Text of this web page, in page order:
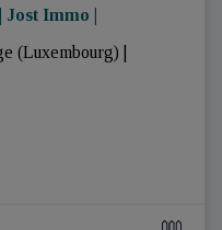
Immo |
(Luxembourg)